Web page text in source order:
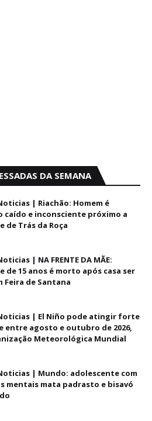
DA SEMANA
| Riachão: Homem é
caído e inconsciente próximo a
de Trás da Roça
| NA FRENTE DA MÃE:
de 15 anos é morto após casa ser
Feira de Santana
| El Niño pode atingir forte
entre agosto e outubro de 2026,
Meteorológica Mundial
| Mundo: adolescente com
mentais mata padrasto e bisavó